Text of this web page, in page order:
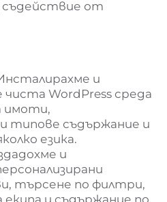
съдействие от
и
чиста WordPress среда
имоти,
типове съдържание и
езика.
и
търсене по филтри,
и съдържание по